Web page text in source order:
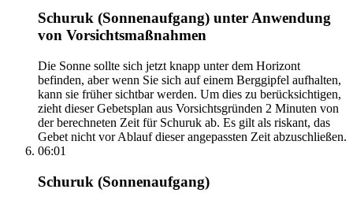
Schuruk (Sonnenaufgang) unter Anwendung
von Vorsichtsmaßnahmen
Die Sonne sollte sich jetzt knapp unter dem Horizont
befinden, aber wenn Sie sich auf einem Berggipfel aufhalten,
kann sie früher sichtbar werden. Um dies zu berücksichtigen,
zieht dieser Gebetsplan aus Vorsichtsgründen 2 Minuten von
der berechneten Zeit für Schuruk ab. Es gilt als riskant, das
Gebet nicht vor Ablauf dieser angepassten Zeit abzuschließen.
06:01
Schuruk (Sonnenaufgang)